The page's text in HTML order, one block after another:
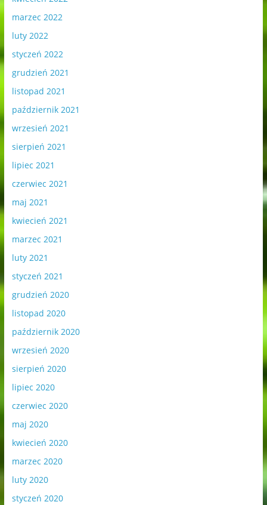
marzec 2022
luty 2022
styczeń 2022
grudzień 2021
listopad 2021
październik 2021
wrzesień 2021
sierpień 2021
lipiec 2021
czerwiec 2021
maj 2021
kwiecień 2021
marzec 2021
luty 2021
styczeń 2021
grudzień 2020
listopad 2020
październik 2020
wrzesień 2020
sierpień 2020
lipiec 2020
czerwiec 2020
maj 2020
kwiecień 2020
marzec 2020
luty 2020
styczeń 2020